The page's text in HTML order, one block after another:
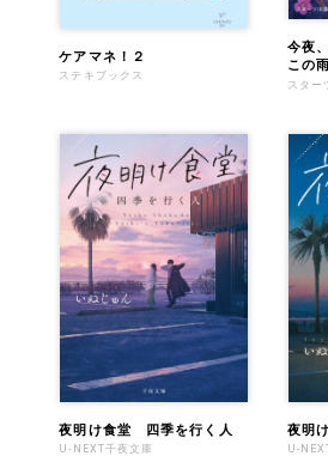
ケアマネ！２
ステキブックス
今夜
この
スター
夜明け食堂 四季を行く人
U-NEXT千夜文庫
夜明
U-